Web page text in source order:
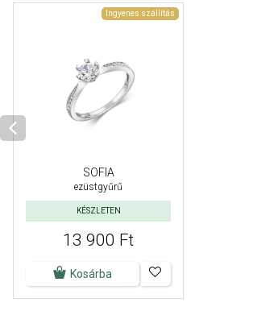
Ingyenes szállítás
SOFIA
ezüstgyűrű
KÉSZLETEN
13 900 Ft
Kosárba